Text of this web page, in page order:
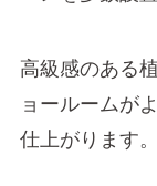
高級感のある
ョールームが
仕上がります。